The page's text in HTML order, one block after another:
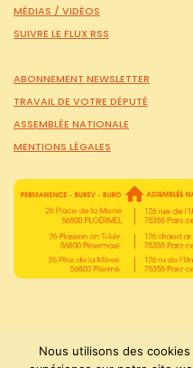
MÉDIAS / VIDÉOS
SUIVRE LE FLUX RSS
ABONNEMENT NEWSLETTER
TRAVAIL DE VOTRE DÉPUTÉ
ASSEMBLÉE NATIONALE
MENTIONS LÉGALES
Nous utilisons des